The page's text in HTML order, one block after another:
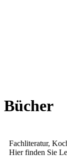
Bücher
Fachliteratur,
Hier finden Sie